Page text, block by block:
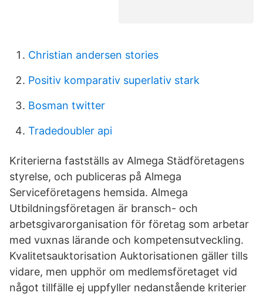
Christian andersen stories
Positiv komparativ superlativ stark
Bosman twitter
Tradedoubler api
Kriterierna fastställs av Almega Städföretagens
styrelse, och publiceras på Almega
Serviceföretagens hemsida. Almega
Utbildningsföretagen är bransch- och
arbetsgivarorganisation för företag som arbetar
med vuxnas lärande och kompetensutveckling.
Kvalitetsauktorisation Auktorisationen gäller tills
vidare, men upphör om medlemsföretaget vid
något tillfälle ej uppfyller nedanstående kriterier